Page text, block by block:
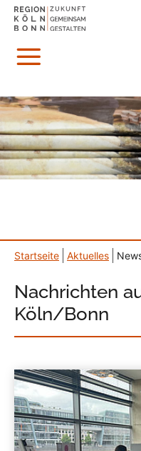
Menü
Startseite Aktuelles
Nachrichten
Köln/Bonn